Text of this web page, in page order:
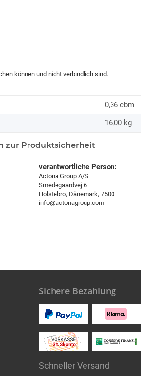
können und nicht verbindlich sind.
0,36 cbm
16,00 kg
zur Produktsicherheit
verantwortliche Person:
Actona Group A/S
Smedegaardvej 6
Holstebro, Dänemark, 7500
info@actonagroup.com
Sichere Bezahlung
Schneller Versand